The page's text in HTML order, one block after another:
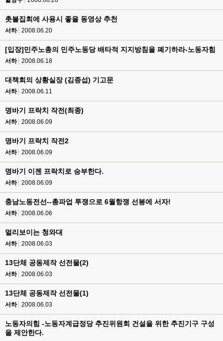
촛불집회에 사용시 좋을 동영상 추천
서하 2008.06.20
[입장]민주노총의 민주노동당 배타적 지지방침을 폐기하라-노동자힘
서하 2008.06.18
대책회의 상황실장 (김종섭) 기고문
서하 2008.06.11
명바기 프락치 작전(최종)
서하 2008.06.09
명바기 프락치 작전2
서하 2008.06.09
명바기 이젠 프락치로 승부한다.
서하 2008.06.09
충남노동전선--총파업 투쟁으로 6월항쟁 선봉에 서자!
서하 2008.06.06
멀리보이는 청와대
서하 2008.06.03
13단체 공동제작 선전물(2)
서하 2008.06.03
13단체 공동제작 선전물(1)
서하 2008.06.03
노동자의힘 -노동자계급정당 추진위원회 건설을 위한 추진기구 구성
을 제안한다.